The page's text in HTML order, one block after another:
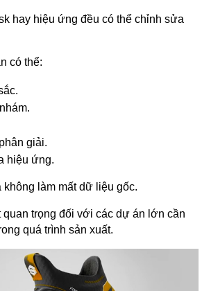
hay hiệu ứng đều có thể chỉnh sửa
có thể:
giải.
hiệu ứng.
không làm mất dữ liệu gốc.
trọng đối với các dự án lớn cần
quá trình sản xuất.